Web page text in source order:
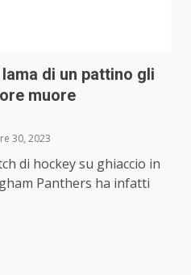
di un pattino gli
muore
30, 2023
di hockey su ghiaccio in
Panthers ha infatti